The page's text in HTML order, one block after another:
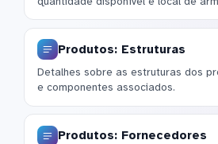
Produtos: Estruturas
Detalhes sobre as estruturas dos
e componentes associados.
Produtos: Fornecedores